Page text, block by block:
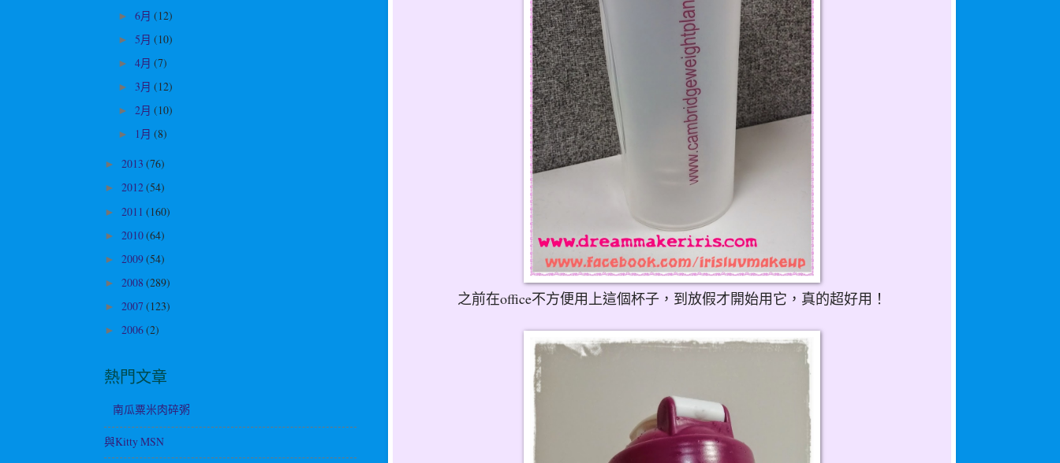
之前在office不方便用上這個杯子，到放假才開始用它，真的超好用！
► 6月 (12)
► 5月 (10)
► 4月 (7)
► 3月 (12)
► 2月 (10)
► 1月 (8)
► 2013 (76)
► 2012(54)
► 2011 (160)
► 2010(64)
► 2009(54)
► 2008 (289)
► 2007 (123)
► 2006(2)
熱門文章
南瓜粟米肉碎粥
與Kitty MSN